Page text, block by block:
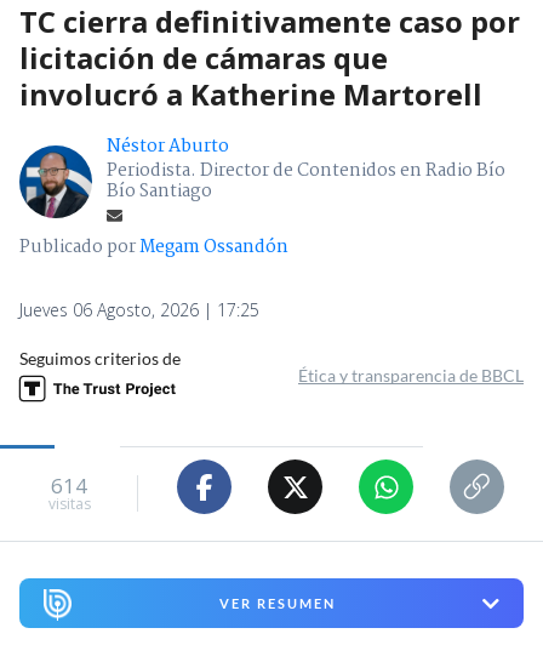
TC cierra definitivamente caso por
licitación de cámaras que
involucró a Katherine Martorell
Néstor Aburto
Periodista. Director de Contenidos en Radio Bío
Bío Santiago
Publicado porMegam Ossandón
Jueves 06 Agosto, 2026 | 17:25
Seguimos criterios de
Ética y transparencia de BBCL
614
visitas
VER RESUMEN